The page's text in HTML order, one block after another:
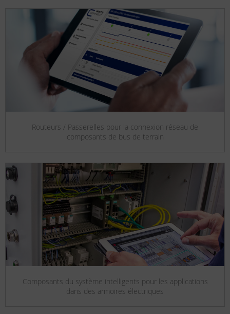
Routeurs / Passerelles pour la connexion réseau de
composants de bus de terrain
Composants du système intelligents pour les applications
dans des armoires électriques